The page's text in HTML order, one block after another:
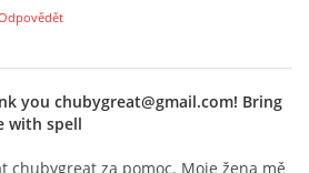
you chubygreat@gmail.com! Bring
with spell
chubygreat za pomoc. Moje žena mě